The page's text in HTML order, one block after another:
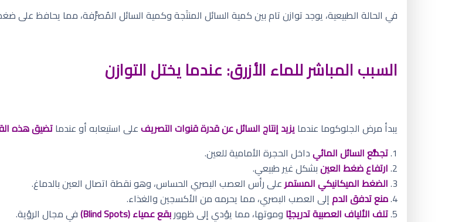
في الحالة الطبيعية، يوجد توازن تام بين كمية السائل المنتَجة وكمية السائل المُصرَّفة، مما يحافظ على
السبب المباشر للماء الأزرق: عندما يختل التوازن
يبدأ مرض الجلوكوما عندمايزيد إنتاج السائل عن قدرة قنوات التصريفعلى استيعابه أو عندماتضيق هذه
1. تجمُّع السائل المائيداخل الحجرة الأمامية للعين.
2. ارتفاع ضغط العينبشكل غير طبيعي.
3. الضغط الميكانيكي المستمرعلى رأس العصب البصري الحساس، وهو نقطة اتصال العين بالدماغ.
4. منع تدفق الدمإلى العصب البصري، مما يحرمه من الأكسجين والغذاء.
5. تلف الألياف العصبية تدريجيًا وموتها، مما يؤدي إلى ظهوربقع عمياء (Blind Spots)
في مجال الرؤية.